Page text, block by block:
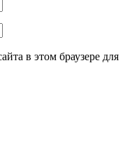
в этом браузере для